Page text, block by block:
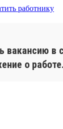
о работе.